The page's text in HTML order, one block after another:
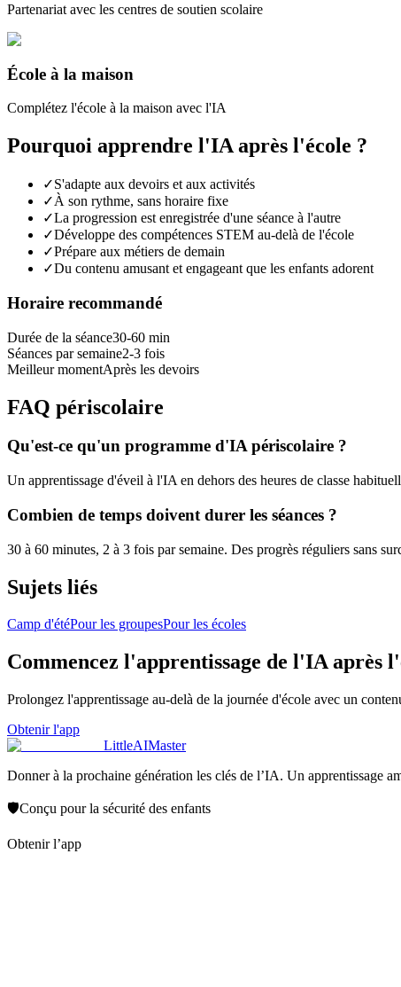
Partenariat avec les centres de soutien scolaire
École à la maison
Complétez l'école à la maison avec l'IA
Pourquoi apprendre l'IA après l'école ?
✓S'adapte aux devoirs et aux activités
✓À son rythme, sans horaire fixe
✓La progression est enregistrée d'une séance à l'autre
✓Développe des compétences STEM au-delà de l'école
✓Prépare aux métiers de demain
✓Du contenu amusant et engageant que les enfants adorent
Horaire recommandé
Durée de la séance30-60 min
Séances par semaine2-3 fois
Meilleur momentAprès les devoirs
FAQ périscolaire
Qu'est-ce qu'un programme d'IA périscolaire ?
Un apprentissage d'éveil à l'IA en dehors des heures de classe
Combien de temps doivent durer les séances ?
30 à 60 minutes, 2 à 3 fois par semaine. Des progrès réguliers sans
Sujets liés
Camp d'étéPour les groupesPour les écoles
Commencez l'apprentissage de l'IA après
Prolongez l'apprentissage au-delà de la journée d'école avec un
Obtenir l'app
LittleAIMaster
Donner à la prochaine génération les clés de l’IA. Un apprentissage
🛡️Conçu pour la sécurité des enfants
Obtenir l’app